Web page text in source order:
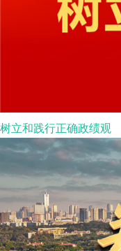
树立和践行正确政绩观